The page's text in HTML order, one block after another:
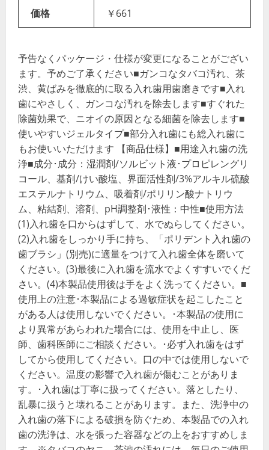
価格 ￥661
予告なくパッケージ・仕様が変更になることがござい
ます。予めご了承ください■ガンコなタバコ汚れ、茶
渋、黄ばみを徹底的に取る入れ歯用歯磨きです■入れ
歯にやさしく、ガンコな汚れを除去します■すぐれた
除菌効果で、ニオイの原因となる細菌を除去します■
使いやすいジェルタイプ■部分入れ歯にも総入れ歯に
もお使いいただけます 【商品仕様】■用途入れ歯の洗
浄■成分･成分：湿潤剤/ソルビット液･プロピレングリ
コール、基剤/けい酸塩、界面活性剤/3%アルキル硫酸
エステルナトリウム、吸着剤/ポリリン酸ナトリウ
ム、粘結剤、溶剤、pH調整剤･液性：中性■使用方法
(1)入れ歯を口からはずして、水でぬらしてください。
(2)入れ歯をしっかり手に持ち、「ポリデント入れ歯の
歯ブラシ」(別売)に適量をつけて入れ歯全体を磨いて
ください。(3)最後に入れ歯を流水でよくすすいでくだ
さい。(4)本製品使用後は手をよく洗ってください。■
使用上の注意･本製品による過敏症状を起こしたこと
がある人は使用しないでください。･本製品の使用に
より異常があらわれた場合には、使用を中止し、医
師、歯科医師にご相談ください。･必ず入れ歯をはず
してから使用してください。口の中では使用しないで
ください。温度の影響で入れ歯が傷むことがありま
す。･入れ歯は丁寧に扱ってください。落としたり、
乱暴に扱うと壊れることがあります。また、洗浄中の
入れ歯の落下による破損を防ぐため、本製品での入れ
歯の洗浄は、水を張った容器などの上をおすすめしま